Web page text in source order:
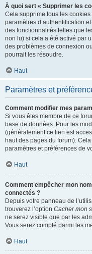
À quoi sert « Supprimer les
Cela supprime tous les
paramètres d’authentification
des fonctionnalités telles que
non lu) si cela a été activé par
des problèmes de connexion
pourrait les résoudre.
Haut
Paramètres et
Comment modifier mes
Si vous êtes membre de ce
base de données. Pour les
(généralement ce lien est
haut des pages du forum).
paramètres et préférences de
Haut
Comment empêcher mon
connectés ?
Depuis votre panneau de
trouverez l’option Cacher mon
ne serez visible que par les
Vous serez compté parmi les
Haut